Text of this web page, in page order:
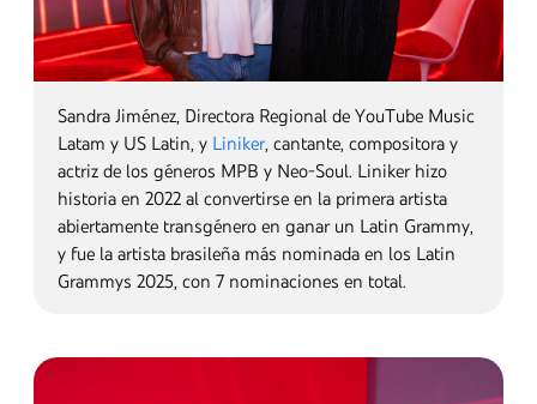
La experiencia interactiva atrajo a invitados
influyentes, mentes curiosas y una energía
instantánea del momento y se disfrutan mejor al
ritmo de tu artista latino favorito. ¡Dale Play!
Fotos por: Gabriel Dávila-Luciano de Dexios
Design